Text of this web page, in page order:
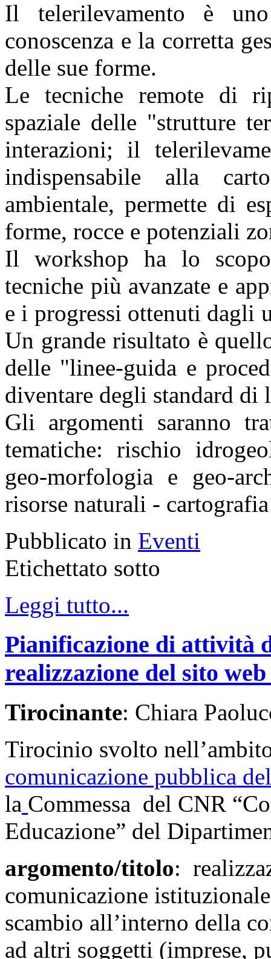
Il telerilevamento è
conoscenza e la corretta
delle sue forme.
Le tecniche remote di
spaziale delle "strutture
interazioni; il
indispensabile alla
ambientale, permette di
forme, rocce e potenziali
Il workshop ha lo
tecniche più avanzate e
e i progressi ottenuti dagli
Un grande risultato è
delle "linee-guida e
diventare degli standard
Gli argomenti saranno
tematiche: rischio
geo-morfologia e geo-
risorse naturali -
Pubblicato in Eventi
Etichettato sotto
Leggi tutto...
Pianificazione di attività
realizzazione del sito
Tirocinante: Chiara
Tirocinio svolto
comunicazione pubblica
la Commessa del CNR
Educazione” del
argomento/titolo:
comunicazione
scambio all’interno della
ad altri soggetti (imprese,